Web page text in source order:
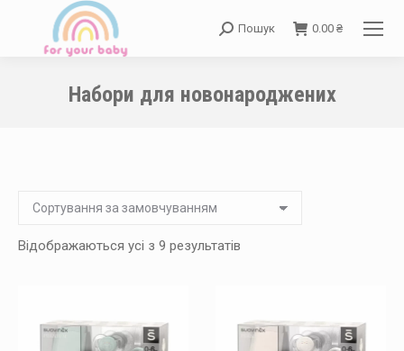
Search:
Пошук 0.00 ₴
Набори для новонароджених
Відображаються усі з 9 результатів